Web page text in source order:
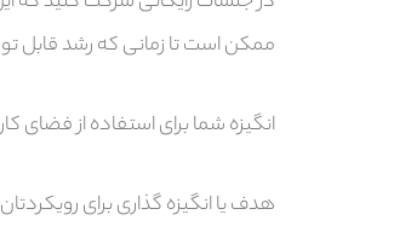
ممکن است تا زمانی که رشد قابل
انگیزه شما برای استفاده از فضای
هدف یا انگیزه گذاری برای